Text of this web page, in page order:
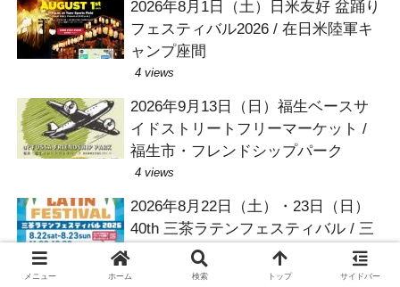
2026年8月1日（土）日米友好 盆踊り
フェスティバル2026 / 在日米陸軍キ
ャンプ座間
4 views
2026年9月13日（日）福生ベースサ
イドストリートフリーマーケット /
福生市・フレンドシップパーク
4 views
2026年8月22日（土）・23日（日）
40th 三茶ラテンフェスティバル / 三
軒茶屋ふれあい広場・茶沢通り
メニュー ホーム 検索 トップ サイドバー